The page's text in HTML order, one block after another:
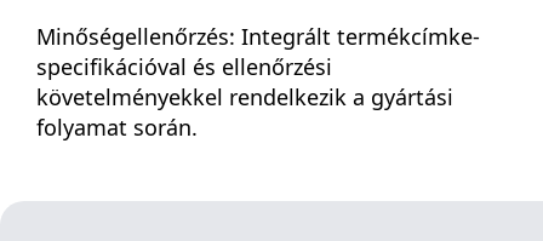
Minőségellenőrzés: Integrált termékcímke-
specifikációval és ellenőrzési
követelményekkel rendelkezik a gyártási
folyamat során.